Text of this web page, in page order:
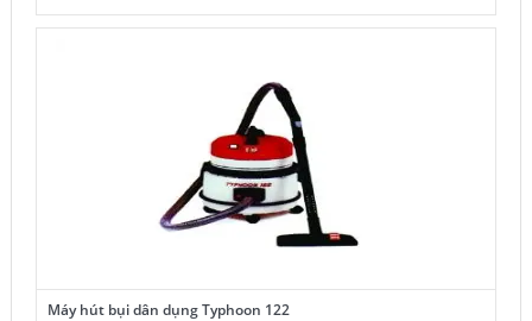
Máy hút bụi dân dụng Typhoon 122